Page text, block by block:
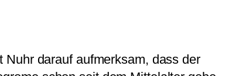
Nuhr darauf aufmerksam, dass der